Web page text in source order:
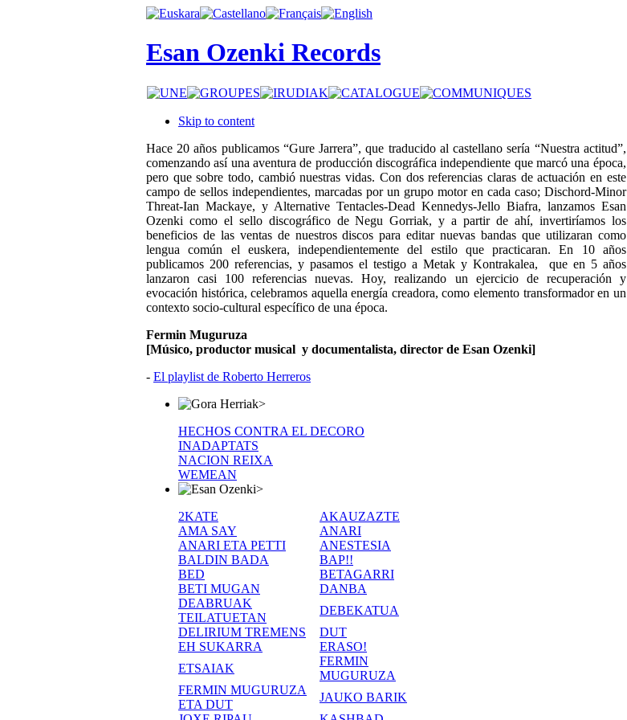
Esan Ozenki Records
Skip to content
Hace 20 años publicamos “Gure Jarrera”, que traducido al castellano sería “Nuestra actitud”,
comenzando así una aventura de producción discográfica independiente que marcó una época,
pero que sobre todo, cambió nuestras vidas. Con dos referencias claras de actuación en este
campo de sellos independientes, marcadas por un grupo motor en cada caso; Dischord-Minor
Threat-Ian Mackaye, y Alternative Tentacles-Dead Kennedys-Jello Biafra, lanzamos Esan
Ozenki como el sello discográfico de Negu Gorriak, y a partir de ahí, invertiríamos los
beneficios de las ventas de nuestros discos para editar nuevas bandas que utilizaran como
lengua común el euskera, independientemente del estilo que practicaran. En 10 años
publicamos 200 referencias, y pasamos el testigo a Metak y Kontrakalea, que en 5 años
lanzaron casi 100 referencias nuevas. Hoy, realizando un ejercicio de recuperación y
evocación histórica, celebramos aquella energía creadora, como elemento transformador en un
contexto socio-cultural específico de una época.
Fermin Muguruza
[Músico, productor musical y documentalista, director de Esan Ozenki]
- El playlist de Roberto Herreros
>
HECHOS CONTRA EL DECORO
INADAPTATS
NACION REIXA
WEMEAN
>
2KATE
AKAUZAZTE
AMA SAY
ANARI
ANARI ETA PETTI
ANESTESIA
BALDIN BADA
BAP!!
BED
BETAGARRI
BETI MUGAN
DANBA
DEABRUAK
TEILATUETAN
DEBEKATUA
DELIRIUM TREMENS
DUT
EH SUKARRA
ERASO!
ETSAIAK
FERMIN
MUGURUZA
FERMIN MUGURUZA
ETA DUT
JAUKO BARIK